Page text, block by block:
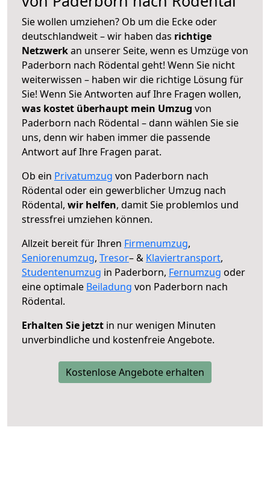
Sie wollen umziehen? Ob um die Ecke oder
deutschlandweit – wir haben das richtige
Netzwerkan unserer Seite, wenn es Umzüge von
Paderborn nach Rödental geht! Wenn Sie nicht
weiterwissen – haben wir die richtige Lösung für
Sie! Wenn Sie Antworten auf Ihre Fragen wollen,
was kostet überhaupt mein Umzug von
Paderborn nach Rödental – dann wählen Sie sie
uns, denn wir haben immer die passende
Antwort auf Ihre Fragen parat.
Ob ein Privatumzug von Paderborn nach
Rödental oder ein gewerblicher Umzug nach
Rödental, wir helfen, damit Sie problemlos und
stressfrei umziehen können.
Allzeit bereit für Ihren Firmenumzug,
Seniorenumzug, Tresor– & Klaviertransport,
Studentenumzug in Paderborn, Fernumzug oder
eine optimale Beiladung von Paderborn nach
Rödental.
Erhalten Sie jetzt in nur wenigen Minuten
unverbindliche und kostenfreie Angebote.
Kostenlose Angebote erhalten